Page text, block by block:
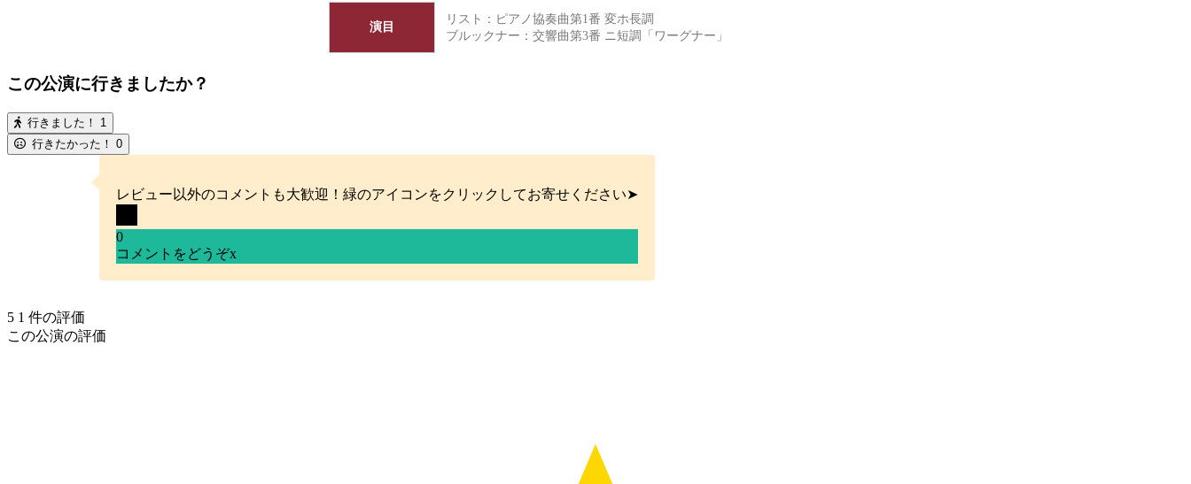
演目
リスト：ピアノ協奏曲第1番 変ホ長調
ブルックナー：交響曲第3番 ニ短調「ワーグナー」
この公演に行きましたか？
行きました！ 1
行きたかった！ 0
レビュー以外のコメントも大歓迎！緑のアイコンをクリックしてお寄せください➤
0
コメントをどうぞx
5 1 件の評価
この公演の評価